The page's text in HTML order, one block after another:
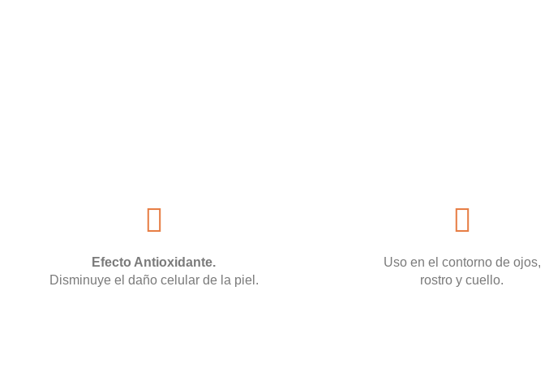
Efecto Antioxidante.
Disminuye el daño celular de la piel.
Uso en el contorno de ojos,
rostro y cuello.